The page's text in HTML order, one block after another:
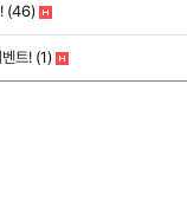
(46)
트! (1)